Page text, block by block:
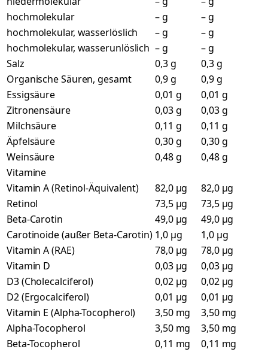
hochmolekular
– g
– g
hochmolekular, wasserlöslich
– g
– g
hochmolekular, wasserunlöslich – g
– g
Salz
0,3 g
0,3 g
Organische Säuren, gesamt
0,9 g
0,9 g
Essigsäure
0,01 g
0,01 g
Zitronensäure
0,03 g
0,03 g
Milchsäure
0,11 g
0,11 g
Äpfelsäure
0,30 g
0,30 g
Weinsäure
0,48 g
0,48 g
Vitamine
Vitamin A (Retinol-Äquivalent)
82,0 µg
82,0 µg
Retinol
73,5 µg
73,5 µg
Beta-Carotin
49,0 µg
49,0 µg
Carotinoide (außer Beta-Carotin) 1,0 µg
1,0 µg
Vitamin A (RAE)
78,0 µg
78,0 µg
Vitamin D
0,03 µg
0,03 µg
D3 (Cholecalciferol)
0,02 µg
0,02 µg
D2 (Ergocalciferol)
0,01 µg
0,01 µg
Vitamin E (Alpha-Tocopherol)
3,50 mg
3,50 mg
Alpha-Tocopherol
3,50 mg
3,50 mg
Beta-Tocopherol
0,11 mg
0,11 mg